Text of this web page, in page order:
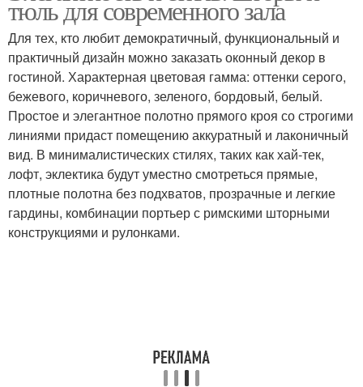
тюль для современного зала
Для тех, кто любит демократичный, функциональный и
практичный дизайн можно заказать оконный декор в
гостиной. Характерная цветовая гамма: оттенки серого,
бежевого, коричневого, зеленого, бордовый, белый.
Простое и элегантное полотно прямого кроя со строгими
линиями придаст помещению аккуратный и лаконичный
вид. В минималистических стилях, таких как хай-тек,
лофт, эклектика будут уместно смотреться прямые,
плотные полотна без подхватов, прозрачные и легкие
гардины, комбинации портьер с римскими шторными
конструкциями и рулонками.